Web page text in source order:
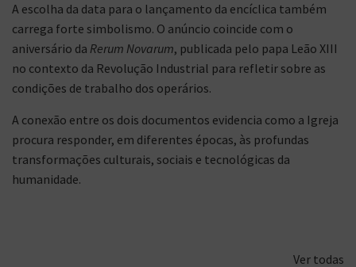
A escolha da data para o lançamento da encíclica também
carrega forte simbolismo. O anúncio coincide com o
aniversário da Rerum Novarum, publicada pelo papa Leão XIII
no contexto da Revolução Industrial para refletir sobre as
condições de trabalho dos operários.
A conexão entre os dois documentos evidencia como a Igreja
procura responder, em diferentes épocas, às profundas
transformações culturais, sociais e tecnológicas da
humanidade.
Ver todas